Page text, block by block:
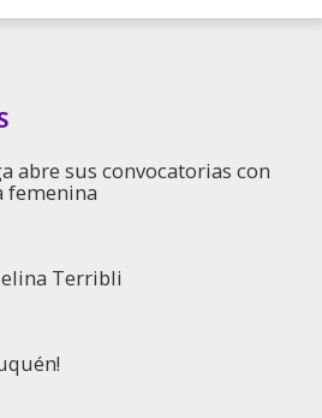
abre sus convocatorias con
femenina
Terribli